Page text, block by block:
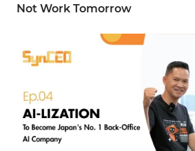
Jan 19, 2026
Not Work Tomorrow